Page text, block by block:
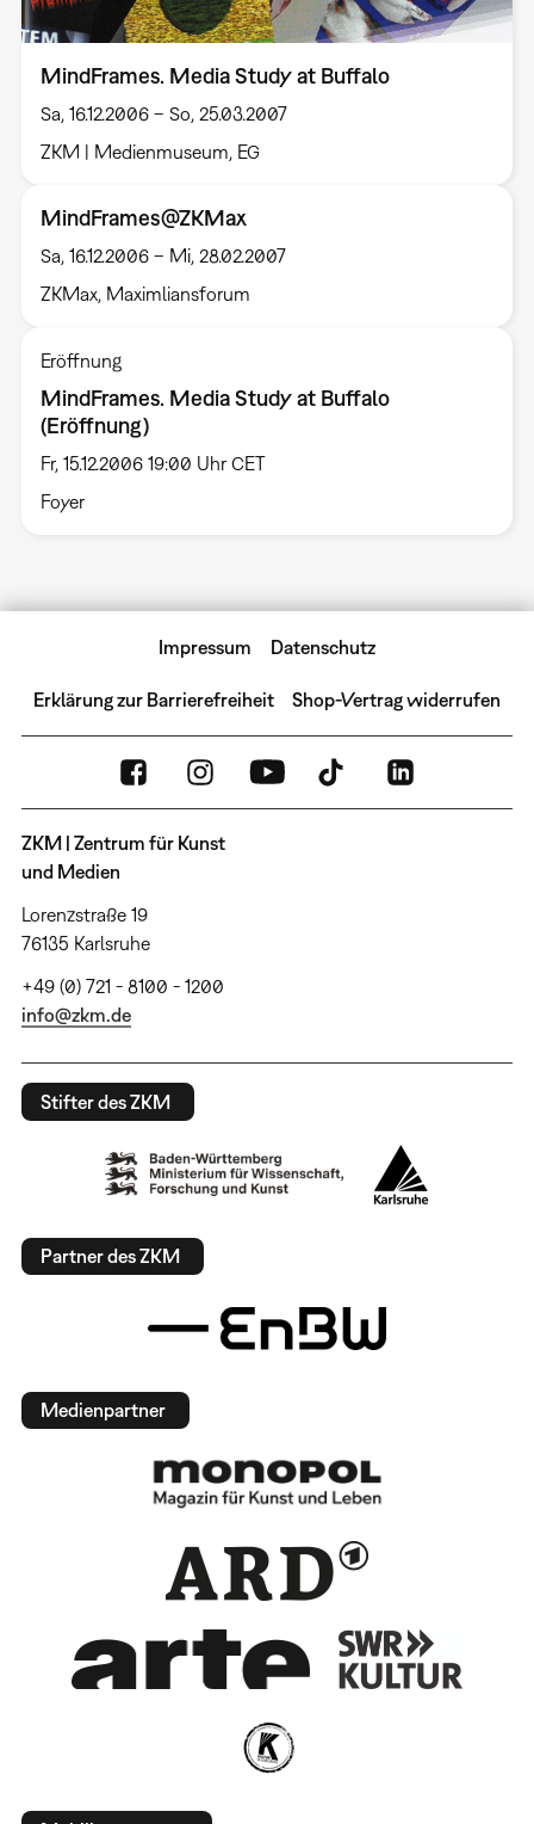
MindFrames. Media Study at Buffalo
Sa, 16.12.2006 – So, 25.03.2007
ZKM | Medienmuseum, EG
MindFrames@ZKMax
Sa, 16.12.2006 – Mi, 28.02.2007
ZKMax, Maximliansforum
Eröffnung
MindFrames. Media Study at Buffalo
(Eröffnung)
Fr, 15.12.2006 19:00 Uhr CET
Foyer
Impressum Datenschutz
Erklärung zur Barrierefreiheit Shop-Vertrag widerrufen
ZKM | Zentrum für Kunst
und Medien
Lorenzstraße 19
76135 Karlsruhe
+49 (0) 721 - 8100 - 1200
info@zkm.de
Stifter des ZKM
Partner des ZKM
Medienpartner